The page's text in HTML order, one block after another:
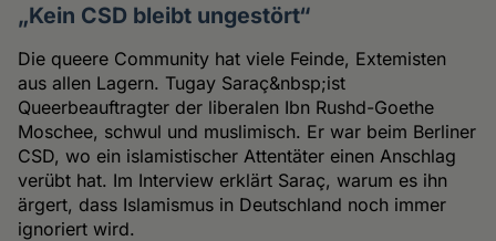
„Kein CSD bleibt ungestört“
Die queere Community hat viele Feinde, Extemisten
aus allen Lagern. Tugay Saraç&nbsp;ist
Queerbeauftragter der liberalen Ibn Rushd-Goethe
Moschee, schwul und muslimisch. Er war beim Berliner
CSD, wo ein islamistischer Attentäter einen Anschlag
verübt hat. Im Interview erklärt Saraç, warum es ihn
ärgert, dass Islamismus in Deutschland noch immer
ignoriert wird.